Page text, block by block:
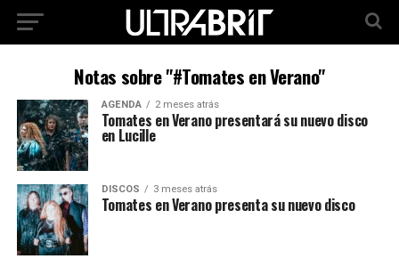
Notas sobre "#Tomates en Verano"
AGENDA 2 meses atrás
Tomates en Verano presentará su nuevo disco
en Lucille
DISCOS 3 meses atrás
Tomates en Verano presenta su nuevo disco